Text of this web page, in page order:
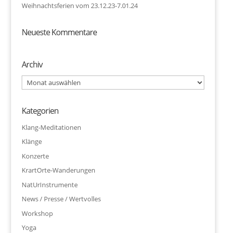
Weihnachtsferien vom 23.12.23-7.01.24
Neueste Kommentare
Archiv
Archiv
Kategorien
Klang-Meditationen
Klänge
Konzerte
KrartOrte-Wanderungen
NatUrInstrumente
News / Presse / Wertvolles
Workshop
Yoga